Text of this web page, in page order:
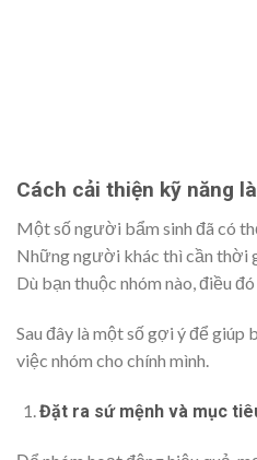
Cách cải thiện kỹ năng
Một số người bẩm sinh đã có
Những người khác thì cần thời
Dù bạn thuộc nhóm nào, điều
Sau đây là một số gợi ý để giúp
việc nhóm cho chính mình.
Đặt ra sứ mệnh và mục